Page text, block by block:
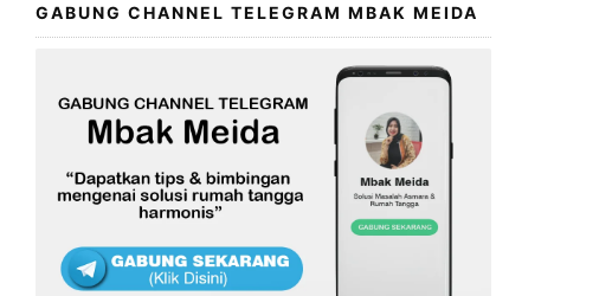
GABUNG CHANNEL TELEGRAM MBAK MEIDA